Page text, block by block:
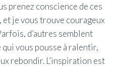
prenez conscience de ces
je vous trouve courageux
d’autres semblent
qui vous pousse à ralentir,
rebondir. L’inspiration est